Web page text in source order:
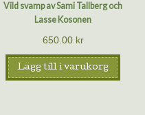
Vild svamp av Sami Tallberg och
Lasse Kosonen
650.00 kr
Lägg till i varukorg